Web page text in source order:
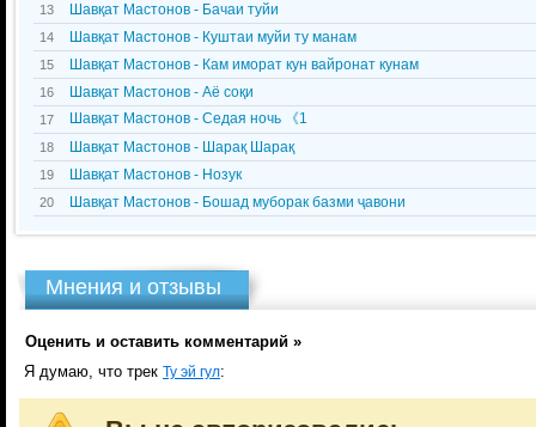
13 Шавқат Мастонов - Бачаи туйи
14 Шавқат Мастонов - Куштаи муйи ту манам
15 Шавқат Мастонов - Кам иморат кун вайронат кунам
16 Шавқат Мастонов - Аё соқи
17 Шавқат Мастонов - Седая ночь 《1
18 Шавқат Мастонов - Шарақ Шарақ
19 Шавқат Мастонов - Нозук
20 Шавқат Мастонов - Бошад муборак базми ҷавони
Мнения и отзывы
Оценить и оставить комментарий »
Я думаю, что трек Ту эй гул: